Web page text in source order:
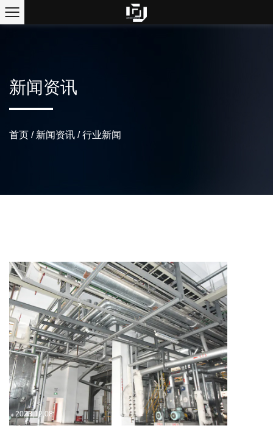
新闻资讯
首页 / 新闻资讯 /行业新闻
2023,12,08